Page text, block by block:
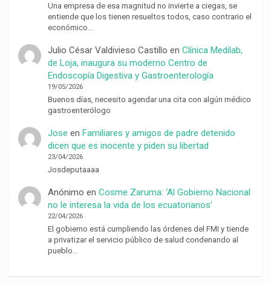
Una empresa de esa magnitud no invierte a ciegas, se
entiende que los tienen resueltos todos, caso contrario el
económico…
Julio César Valdivieso Castillo en Clínica Medilab,
de Loja, inaugura su moderno Centro de
Endoscopía Digestiva y Gastroenterología
19/05/2026
Buenos días, necesito agendar una cita con algún médico
gastroenterólogo
Jose en Familiares y amigos de padre detenido
dicen que es inocente y piden su libertad
23/04/2026
Josdeputaaaa
Anónimo en Cosme Zaruma: ‘Al Gobierno Nacional
no le interesa la vida de los ecuatorianos’
22/04/2026
El gobierno está cumpliendo las órdenes del FMI y tiende
a privatizar el servicio público de salud condenando al
pueblo…